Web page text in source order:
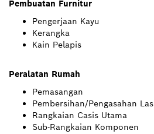
Pembuatan Furnitur
Pengerjaan Kayu
Kerangka
Kain Pelapis
Peralatan Rumah
Pemasangan
Pembersihan/Pengasahan Las
Rangkaian Casis Utama
Sub-Rangkaian Komponen